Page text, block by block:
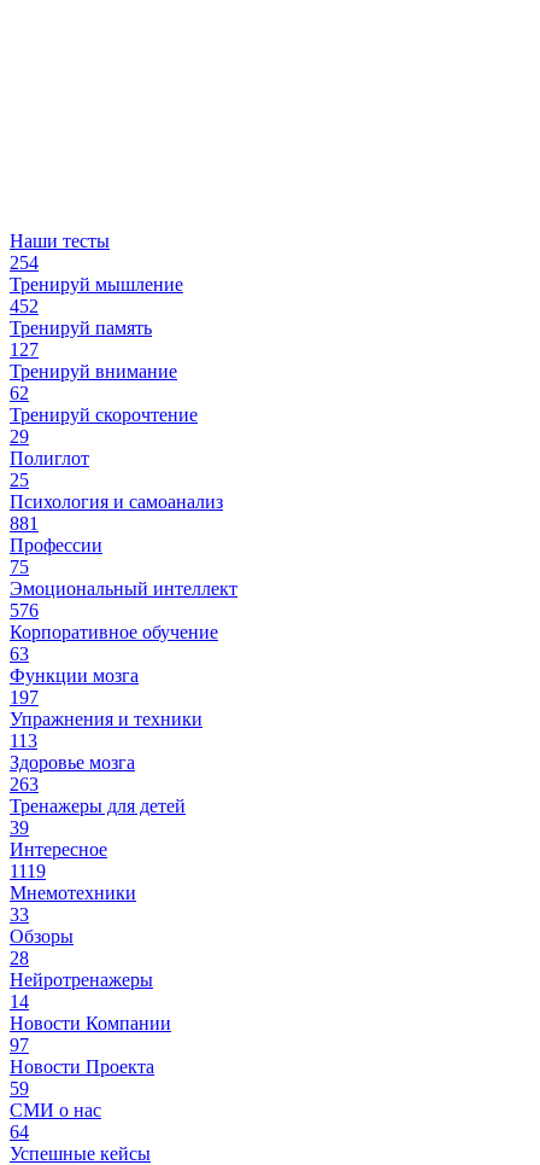
Наши тесты
254
Тренируй мышление
452
Тренируй память
127
Тренируй внимание
62
Тренируй скорочтение
29
Полиглот
25
Психология и самоанализ
881
Профессии
75
Эмоциональный интеллект
576
Корпоративное обучение
63
Функции мозга
197
Упражнения и техники
113
Здоровье мозга
263
Тренажеры для детей
39
Интересное
1119
Мнемотехники
33
Обзоры
28
Нейротренажеры
14
Новости Компании
97
Новости Проекта
59
СМИ о нас
64
Успешные кейсы